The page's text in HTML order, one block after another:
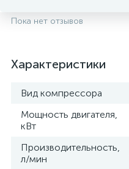
Пока нет отзывов
Характеристики
Вид компрессора
Мощность двигателя,
кВт
Производительность,
л/мин